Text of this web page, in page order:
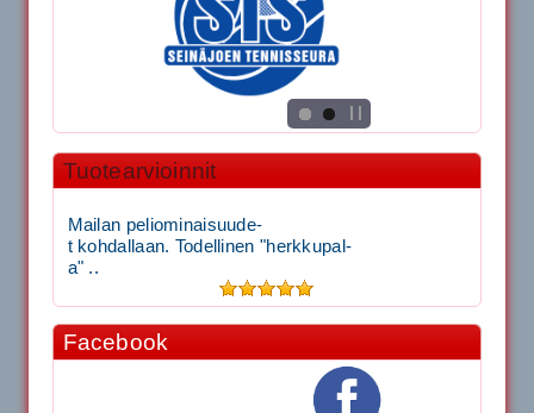
Tuotearvioinnit
Mailan peliominaisuude-
t kohdallaan. Todellinen "herkkupal-
a" ..
Facebook